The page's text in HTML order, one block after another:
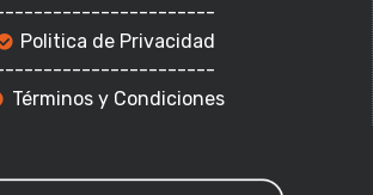
Politica de Privacidad
Términos y Condiciones